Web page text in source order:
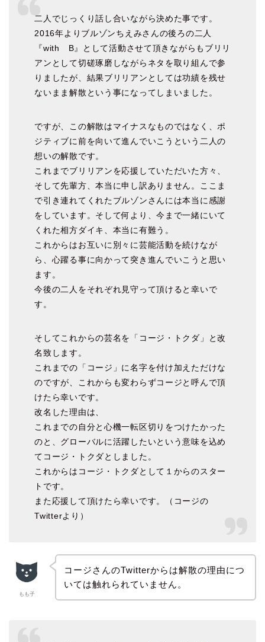
二人でじっくり話し合いながら決めた事です。
2016年よりブルゾンちえみさんの後ろの二人
『with B』として活動させて頂きながらもブリリ
アンとして切磋琢磨しながらネタを取り組んで参
りましたが、結果ブリリアンとしては功績を残せ
ないまま解散という事になってしまいました。
ですが、この解散はマイナスなものではなく、ポ
ジティブに前を向いて進んでいこうという二人の
想いの解散です。
これまでブリリアンを応援していただいた方々、
そして先輩方、本当に申し訳ありません。ここま
で引き連れてくれたブルゾンさんには本当に感謝
をしています。そして何より、今まで一緒にいて
くれた相方ダイキ、本当に有難う。
これからはお互いに別々に芸能活動を続けなが
ら、心躍る事に向かって突き進んでいこうと思い
ます。
今後の二人をそれぞれ見守って頂けると幸いで
す。
そしてこれからの芸名を「コージ・トクダ」と改
名致します。
これまでの「コージ」に名字を付け加えただけな
のですが、これからも変わらずコージと呼んで頂
けたら幸いです。
改名した理由は、
これまでの自分と心機一転区切りをつけたかった
のと、グローバルに活躍したいという意味を込め
てコージ・トクダとしました。
これからはコージ・トクダとして１からのスター
トです。
また応援して頂けたら幸いです。（コージの
Twitterより）
もも子
コージさんのTwitterからは解散の理由につ
いては触れられていません。